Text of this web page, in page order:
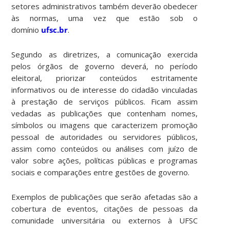
setores administrativos também deverão obedecer
às normas, uma vez que estão sob o
domínio ufsc.br.
Segundo as diretrizes, a comunicação exercida
pelos órgãos de governo deverá, no período
eleitoral, priorizar conteúdos estritamente
informativos ou de interesse do cidadão vinculadas
à prestação de serviços públicos. Ficam assim
vedadas as publicações que contenham nomes,
símbolos ou imagens que caracterizem promoção
pessoal de autoridades ou servidores públicos,
assim como conteúdos ou análises com juízo de
valor sobre ações, políticas públicas e programas
sociais e comparações entre gestões de governo.
Exemplos de publicações que serão afetadas são a
cobertura de eventos, citações de pessoas da
comunidade universitária ou externos à UFSC